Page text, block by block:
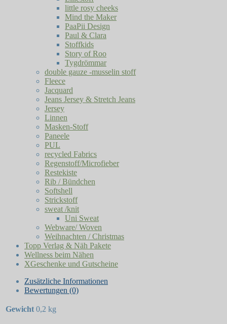
little rosy cheeks
Mind the Maker
PaaPii Design
Paul & Clara
Stoffkids
Story of Roo
Tygdrömmar
double gauze -musselin stoff
Fleece
Jacquard
Jeans Jersey & Stretch Jeans
Jersey
Linnen
Masken-Stoff
Paneele
PUL
recycled Fabrics
Regenstoff/Microfieber
Restekiste
Rib / Bündchen
Softshell
Strickstoff
sweat /knit
Uni Sweat
Webware/ Woven
Weihnachten / Christmas
Topp Verlag & Näh Pakete
Wellness beim Nähen
XGeschenke und Gutscheine
Zusätzliche Informationen
Bewertungen (0)
Gewicht 0,2 kg